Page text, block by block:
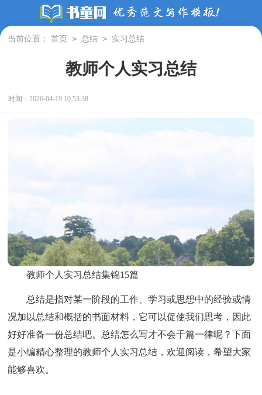
当前位置： 首页 > 总结 > 实习总结
教师个人实习总结
时间：2026-04-19 10:53:38
教师个人实习总结集锦15篇
总结是指对某一阶段的工作、学习或思想中的经验或情
况加以总结和概括的书面材料，它可以促使我们思考，因此
好好准备一份总结吧。总结怎么写才不会千篇一律呢？下面
是小编精心整理的教师个人实习总结，欢迎阅读，希望大家
能够喜欢。